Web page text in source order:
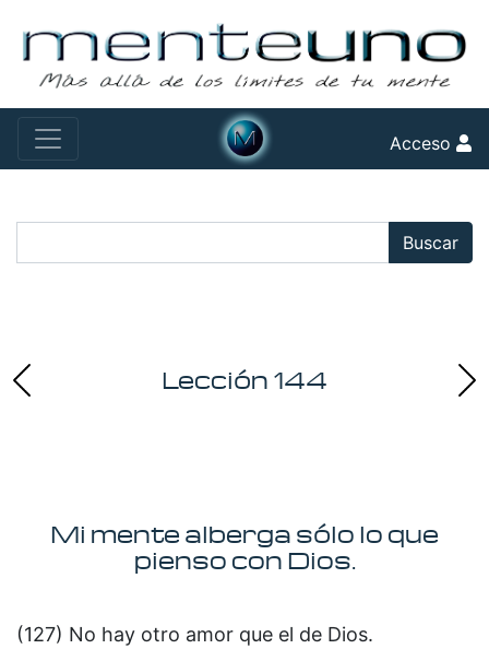
Acceso
Buscar
Lección 144
Mi mente alberga sólo lo que
pienso con Dios.
(127) No hay otro amor que el de Dios.